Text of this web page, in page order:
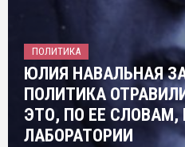
ПОЛИТИКА
ЮЛИЯ НАВАЛЬНАЯ
ПОЛИТИКА
ЭТО, ПО ЕЕ
ЛАБОРАТОРИИ